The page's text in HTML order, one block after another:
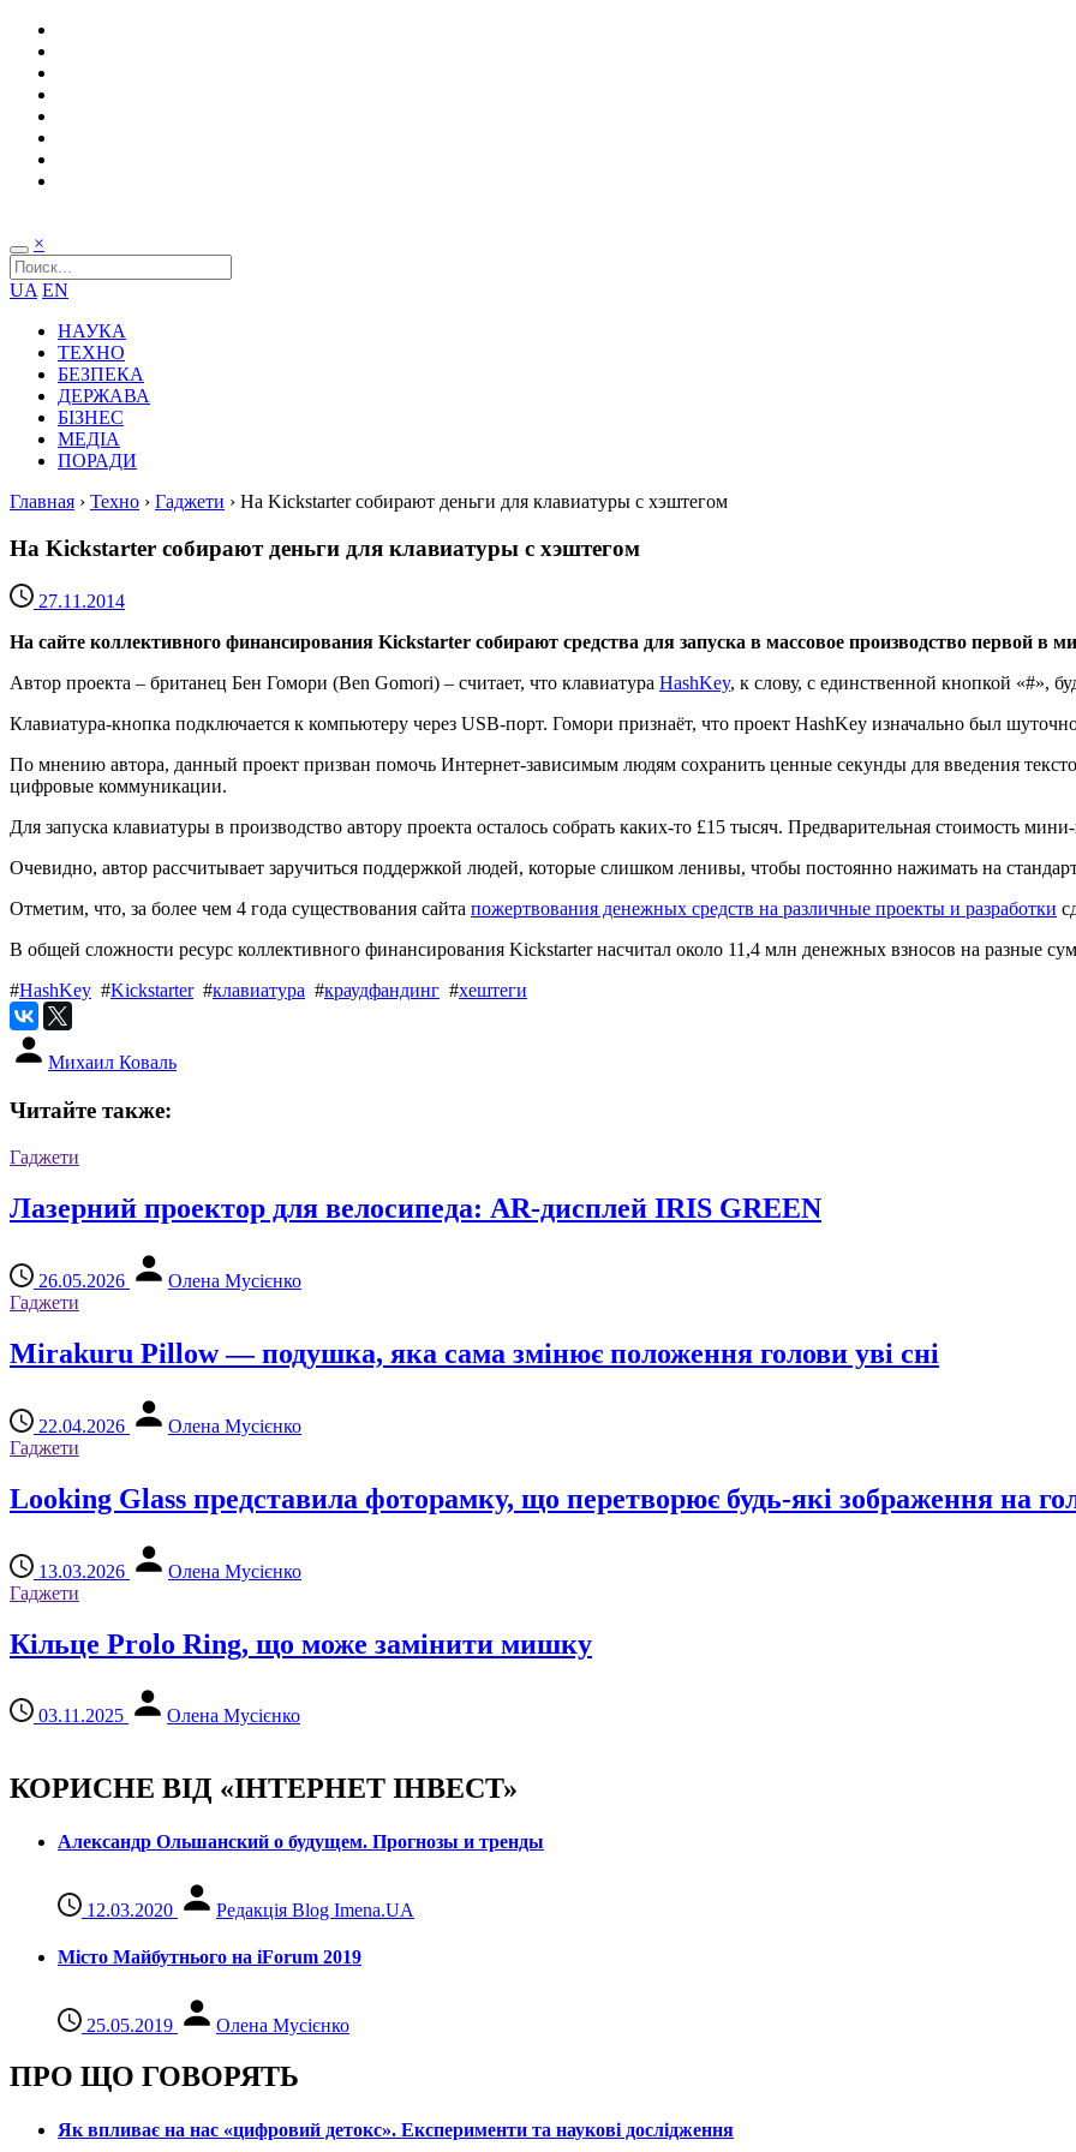
×
UA EN
НАУКА
ТЕХНО
БЕЗПЕКА
ДЕРЖАВА
БІЗНЕС
МЕДІА
ПОРАДИ
Главная › Техно › Гаджети › На Kickstarter собирают деньги для клавиатуры с хэштегом
На Kickstarter собирают деньги для клавиатуры с хэштегом
27.11.2014
На сайте коллективного финансирования Kickstarter собирают средства для запуска в массовое производство первой в
Автор проекта – британец Бен Гомори (Ben Gomori) – считает, что клавиатура HashKey, к слову, с единственной кнопкой «#»,
Клавиатура-кнопка подключается к компьютеру через USB-порт. Гомори признаёт, что проект HashKey изначально был
По мнению автора, данный проект призван помочь Интернет-зависимым людям сохранить ценные секунды для введения
цифровые коммуникации.
Для запуска клавиатуры в производство автору проекта осталось собрать каких-то £15 тысяч. Предварительная стоимость
Очевидно, автор рассчитывает заручиться поддержкой людей, которые слишком ленивы, чтобы постоянно нажимать на
Отметим, что, за более чем 4 года существования сайта пожертвования денежных средств на различные проекты и разработки
В общей сложности ресурс коллективного финансирования Kickstarter насчитал около 11,4 млн денежных взносов на разные
#HashKey #Kickstarter#клавиатура #краудфандинг #хештеги
Михаил Коваль
Читайте также:
Гаджети
Лазерний проектор для велосипеда: AR-дисплей IRIS GREEN
26.05.2026
Олена Мусієнко
Гаджети
Mirakuru Pillow — подушка, яка сама змінює положення голови уві сні
22.04.2026
Олена Мусієнко
Гаджети
Looking Glass представила фоторамку, що перетворює будь-які зображення на
13.03.2026
Олена Мусієнко
Гаджети
Кільце Prolo Ring, що може замінити мишку
03.11.2025 Олена Мусієнко
КОРИСНЕ ВІД «ІНТЕРНЕТ ІНВЕСТ»
Александр Ольшанский о будущем. Прогнозы и тренды
12.03.2020 Редакція Blog Imena.UA
Місто Майбутнього на iForum 2019
25.05.2019 Олена Мусієнко
ПРО ЩО ГОВОРЯТЬ
Як впливає на нас «цифровий детокс». Експерименти та наукові дослідження